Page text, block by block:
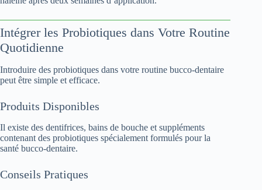
Intégrer les Probiotiques dans Votre Routine
Quotidienne
Introduire des probiotiques dans votre routine bucco-dentaire
peut être simple et efficace.
Produits Disponibles
Il existe des dentifrices, bains de bouche et suppléments
contenant des probiotiques spécialement formulés pour la
santé bucco-dentaire.
Conseils Pratiques